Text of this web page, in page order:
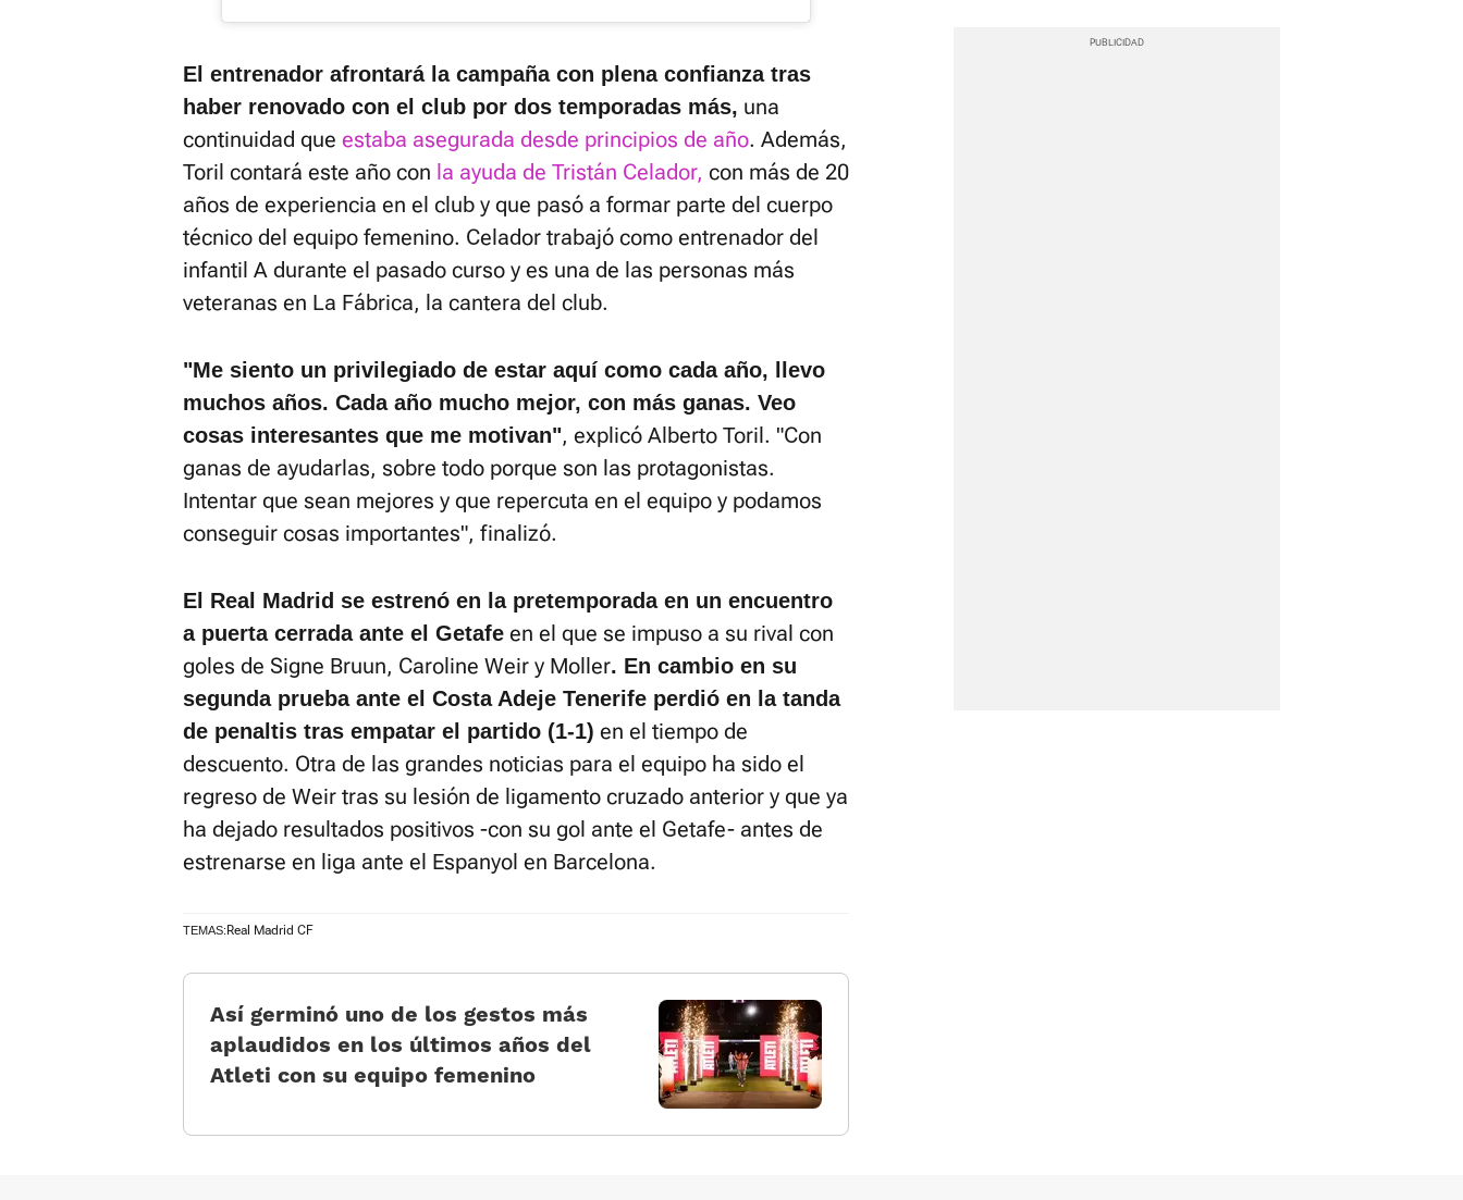
El entrenador afrontará la campaña con plena confianza tras
haber renovado con el club por dos temporadas más, una
continuidad que estaba asegurada desde principios de año. Además,
Toril contará este año con la ayuda de Tristán Celador, con más de 20
años de experiencia en el club y que pasó a formar parte del cuerpo
técnico del equipo femenino. Celador trabajó como entrenador del
infantil A durante el pasado curso y es una de las personas más
veteranas en La Fábrica, la cantera del club.
"Me siento un privilegiado de estar aquí como cada año, llevo
muchos años. Cada año mucho mejor, con más ganas. Veo
cosas interesantes que me motivan", explicó Alberto Toril. "Con
ganas de ayudarlas, sobre todo porque son las protagonistas.
Intentar que sean mejores y que repercuta en el equipo y podamos
conseguir cosas importantes", finalizó.
El Real Madrid se estrenó en la pretemporada en un encuentro
a puerta cerrada ante el Getafe en el que se impuso a su rival con
goles de Signe Bruun, Caroline Weir y Moller. En cambio en su
segunda prueba ante el Costa Adeje Tenerife perdió en la tanda
de penaltis tras empatar el partido (1-1) en el tiempo de
descuento. Otra de las grandes noticias para el equipo ha sido el
regreso de Weir tras su lesión de ligamento cruzado anterior y que ya
ha dejado resultados positivos -con su gol ante el Getafe- antes de
estrenarse en liga ante el Espanyol en Barcelona.
TEMAS:Real Madrid CF
Así germinó uno de los gestos más
aplaudidos en los últimos años del
Atleti con su equipo femenino